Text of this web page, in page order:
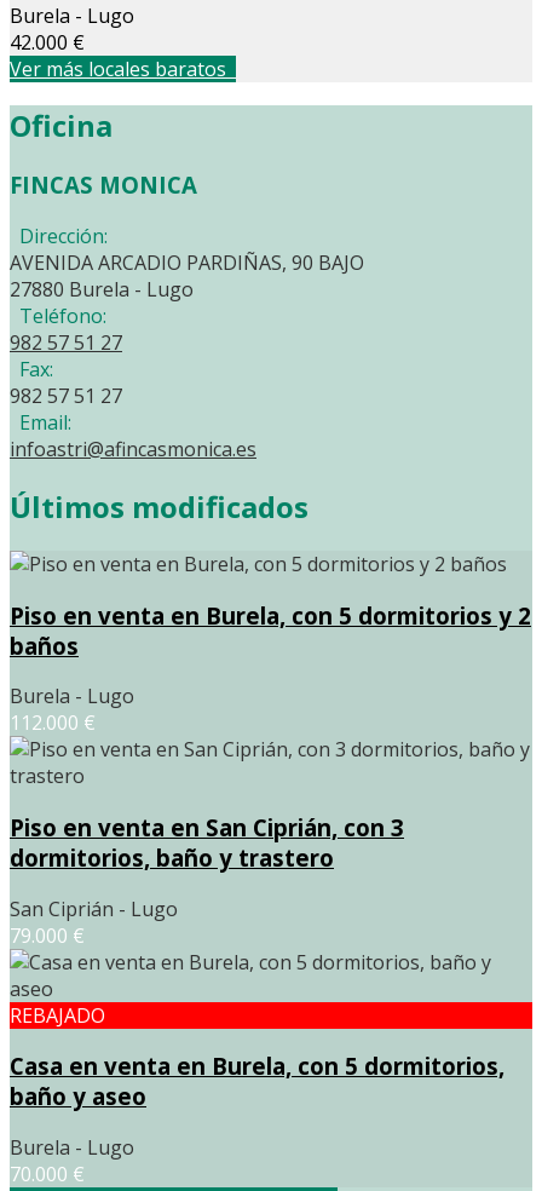
Burela - Lugo
42.000 €
Ver más locales baratos
Oficina
FINCAS MONICA
Dirección:
AVENIDA ARCADIO PARDIÑAS, 90 BAJO
27880 Burela - Lugo
Teléfono:
982 57 51 27
Fax:
982 57 51 27
Email:
infoastri@afincasmonica.es
Últimos modificados
Piso en venta en Burela, con 5 dormitorios y 2
baños
Burela - Lugo
112.000 €
Piso en venta en San Ciprián, con 3
dormitorios, baño y trastero
San Ciprián - Lugo
79.000 €
REBAJADO
Casa en venta en Burela, con 5 dormitorios,
baño y aseo
Burela - Lugo
70.000 €